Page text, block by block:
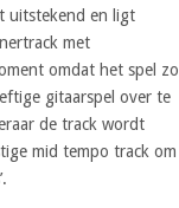
uitstekend en ligt
met
omdat het spel zo
gitaarspel over te
de track wordt
mid tempo track om